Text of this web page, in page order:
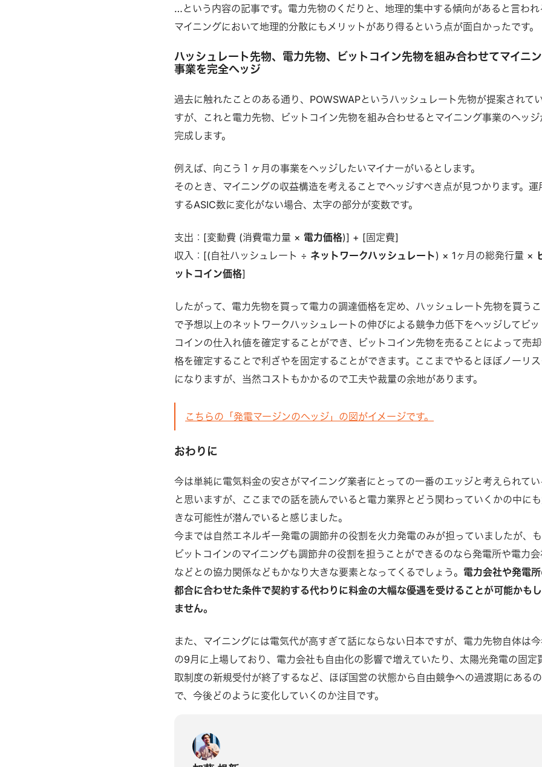
…という内容の記事です。電力先物のくだりと、地理的集中する傾向があると言われ
マイニングにおいて地理的分散にもメリットがあり得るという点が面白かったです。
ハッシュレート先物、電力先物、ビットコイン先物を組み合わせてマイニ
事業を完全ヘッジ
過去に触れたことのある通り、POWSWAPというハッシュレート先物が提案されて
すが、これと電力先物、ビットコイン先物を組み合わせるとマイニング事業のヘッジ
完成します。
例えば、向こう１ヶ月の事業をヘッジしたいマイナーがいるとします。
そのとき、マイニングの収益構造を考えることでヘッジすべき点が見つかります。運
するASIC数に変化がない場合、太字の部分が変数です。
支出：[変動費 (消費電力量 × 電力価格)] + [固定費]
収入：[(自社ハッシュレート ÷ ネットワークハッシュレート) × 1ヶ月の総発行量 ×
ットコイン価格]
したがって、電力先物を買って電力の調達価格を定め、ハッシュレート先物を買うこ
で予想以上のネットワークハッシュレートの伸びによる競争力低下をヘッジしてビッ
コインの仕入れ値を確定することができ、ビットコイン先物を売ることによって売
格を確定することで利ざやを固定することができます。ここまでやるとほぼノーリス
になりますが、当然コストもかかるので工夫や裁量の余地があります。
こちらの「発電マージンのヘッジ」の図がイメージです。
おわりに
今は単純に電気料金の安さがマイニング業者にとっての一番のエッジと考えられてい
と思いますが、ここまでの話を読んでいると電力業界とどう関わっていくかの中に
きな可能性が潜んでいると感じました。
今までは自然エネルギー発電の調節弁の役割を火力発電のみが担っていましたが、
ビットコインのマイニングも調節弁の役割を担うことができるのなら発電所や電力会
などとの協力関係などもかなり大きな要素となってくるでしょう。 電力会社や発電
都合に合わせた条件で契約する代わりに料金の大幅な優遇を受けることが可能かも
ません。
また、マイニングには電気代が高すぎて話にならない日本ですが、電力先物自体は
の9月に上場しており、電力会社も自由化の影響で増えていたり、太陽光発電の固定
取制度の新規受付が終了するなど、ほぼ国営の状態から自由競争への過渡期にあるの
で、今後どのように変化していくのか注目です。